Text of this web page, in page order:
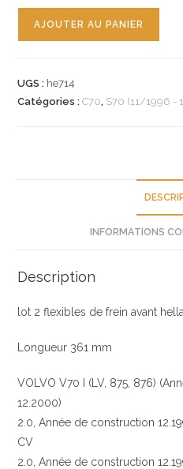
neuf
AJOUTER AU PANIER
UGS : he714
Catégories :C70, S70 (11/1996 -
INFORMATIONS
Description
lot 2 flexibles de frein avant
Longueur 361 mm
VOLVO V70 I (LV, 875, 876)
12.2000)
2.0, Année de construction
CV
2.0, Année de construction